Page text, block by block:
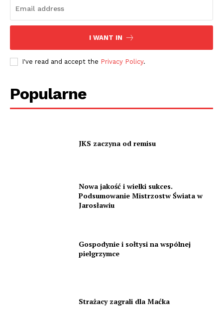
I WANT IN
I've read and accept the Privacy Policy.
Popularne
JKS zaczyna od remisu
Nowa jakość i wielki sukces.
Podsumowanie Mistrzostw Świata w
Jarosławiu
Gospodynie i sołtysi na wspólnej
pielgrzymce
Strażacy zagrali dla Maćka